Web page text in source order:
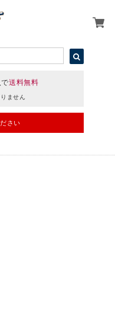
送料無料
ません
さい